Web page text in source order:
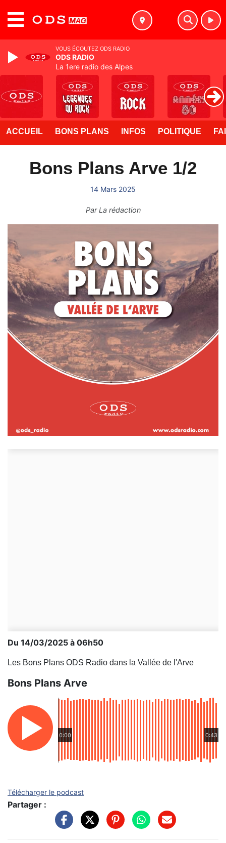
ACCUEIL BONS PLANS INFOS POLITIQUE
Bons Plans Arve 1/2
14 Mars 2025
ParLa rédaction
Du 14/03/2025 à 06h50
Les Bons Plans ODS Radio dans la Vallée de l'Arve
Bons Plans Arve
0:00 0:43
Télécharger le podcast
Partager :
VOUS ÉCOUTEZ ODS RADIO
ODS RADIO
La 1ere radio des Alpes